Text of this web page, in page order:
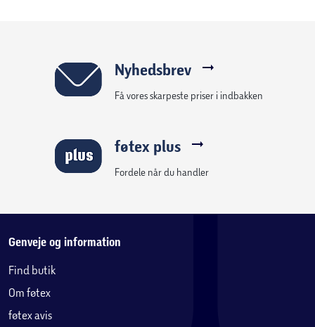
Nyhedsbrev
Få vores skarpeste priser i indbakken
føtex plus
Fordele når du handler
Genveje og information
Find butik
Om føtex
føtex avis